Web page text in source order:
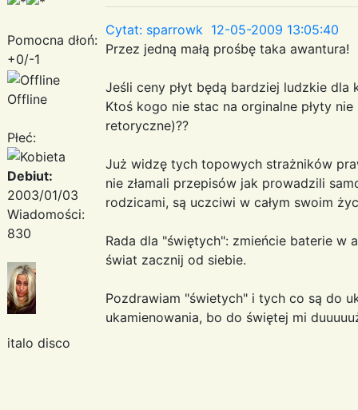
Pomocna dłoń:
+0/-1
Offline
Płeć:
Debiut:
2003/01/03
Wiadomości:
830
italo disco
Cytat: sparrowk 12-05-2009 13:05:40
Przez jedną małą prośbę taka awantura!
Jeśli ceny płyt będą bardziej ludzkie
Ktoś kogo nie stac na orginalne płyty
retoryczne)??
Już widzę tych topowych strażników
nie złamali przepisów jak prowadzili
rodzicami, są uczciwi w całym swoim
Rada dla "świętych": zmieńcie baterie w
świat zacznij od siebie.
Pozdrawiam "świetych" i tych co są do
ukamienowania, bo do świętej mi